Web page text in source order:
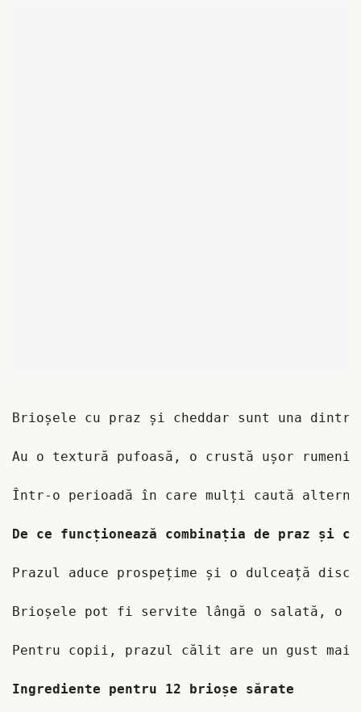
Brioșele cu praz și cheddar sunt una
Au o textură pufoasă, o crustă ușor
Într-o perioadă în care mulți caută
Prazul aduce prospețime și o dulceață
Brioșele pot fi servite lângă o salată, o
Pentru copii, prazul călit are un gust